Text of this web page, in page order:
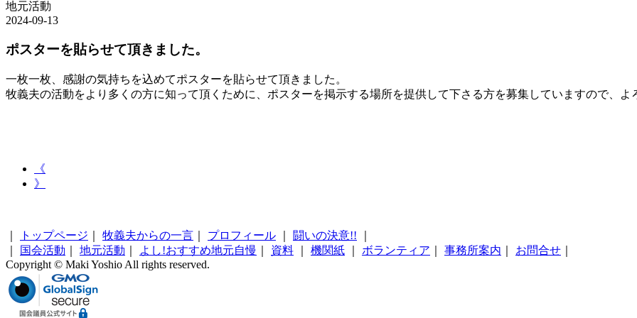
地元活動
2024-09-13
ポスターを貼らせて頂きました。
一枚一枚、感謝の気持ちを込めてポスターを貼らせて頂きました。
牧義夫の活動をより多くの方に知って頂くために、ポスターを掲示する場所を提供して下さる方を募集していますので、よ
《
》
トップページ 牧義夫からの一言 プロフィール 闘いの決意!!
国会活動 地元活動 よし!おすすめ地元自慢 資料 機関紙 ボランティア 事務所案内 お問合せ
Copyright © Maki Yoshio All rights reserved.